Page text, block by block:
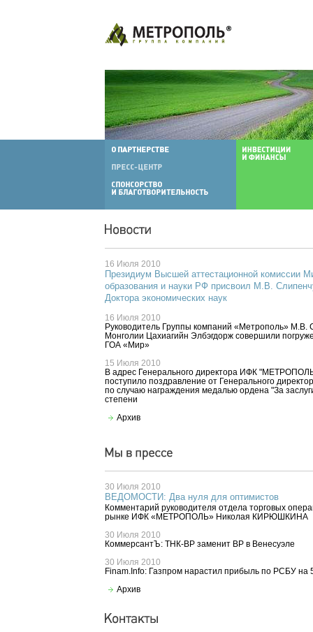
16 Июля 2010
Президиум Высшей аттестационной комиссии
образования и науки РФ присвоил М.В.
Доктора экономических наук
16 Июля 2010
Руководитель Группы компаний «Метрополь» М.В.
Монголии Цахиагийн Элбэгдорж совершили
ГОА «Мир»
15 Июля 2010
В адрес Генерального директора ИФК
поступило поздравление от Генерального
по случаю награждения медалью ордена "За
степени
Архив
30 Июля 2010
ВЕДОМОСТИ: Два нуля для оптимистов
Комментарий руководителя отдела торговых
рынке ИФК «МЕТРОПОЛЬ» Николая КИРЮШКИНА
30 Июля 2010
КоммерсантЪ: ТНК-BP заменит BP в Венесуэле
30 Июля 2010
Finam.Info: Газпром нарастил прибыль по РСБУ на
Архив